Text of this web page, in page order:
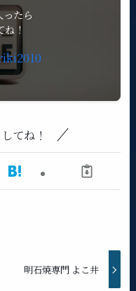
ったら
！
てね！
明石焼専門 よこ井